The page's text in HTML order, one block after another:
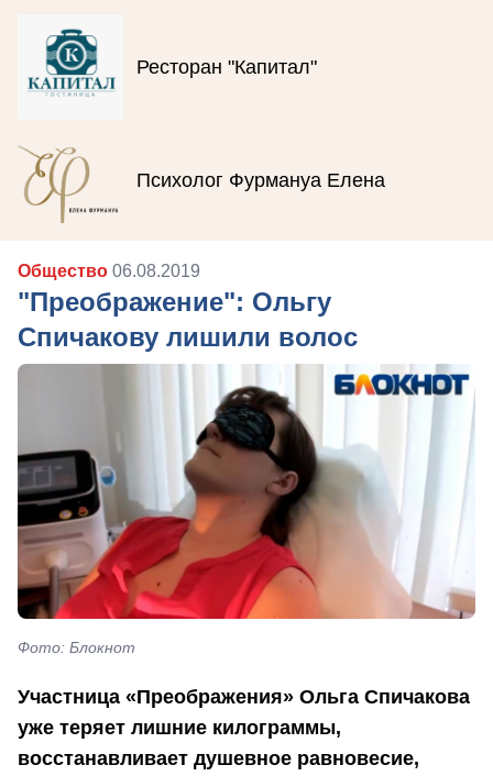
Ресторан "Капитал"
Психолог Фурмануа Елена
Общество 06.08.2019
"Преображение": Ольгу
Спичакову лишили волос
Фото: Блокнот
Участница «Преображения» Ольга Спичакова
уже теряет лишние килограммы,
восстанавливает душевное равновесие,